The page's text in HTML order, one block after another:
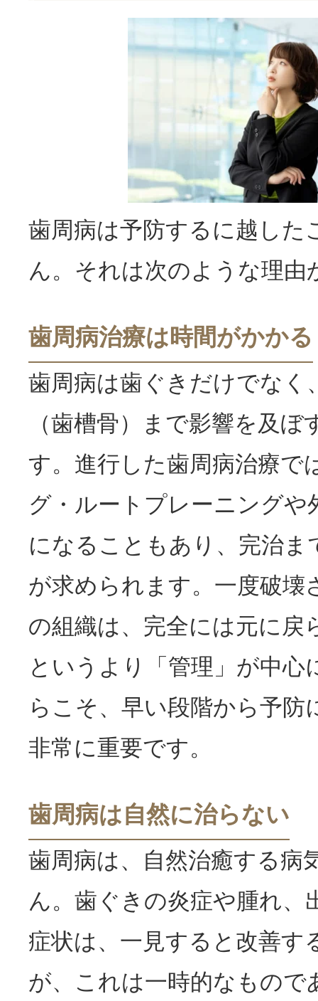
歯周病は予防するに越した
ん。それは次のような理由
歯周病治療は時間がかかる
歯周病は歯ぐきだけでなく
（歯槽骨）まで影響を及ぼ
す。進行した歯周病治療で
グ・ルートプレーニングや
になることもあり、完治ま
が求められます。一度破壊
の組織は、完全には元に戻
というより「管理」が中心
らこそ、早い段階から予防
非常に重要です。
歯周病は自然に治らない
歯周病は、自然治癒する病
ん。歯ぐきの炎症や腫れ、
症状は、一見すると改善す
が、これは一時的なもので